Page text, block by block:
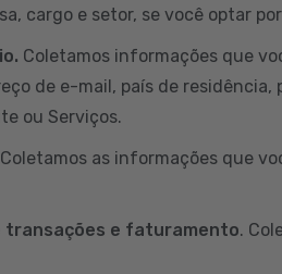
cargo e setor, se você optar
Coletamos informações que
de e-mail, país de
ou Serviços.
as informações que
transações e faturamento.